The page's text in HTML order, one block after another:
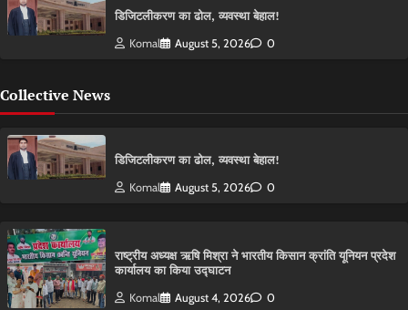
डिजिटलीकरण का ढोल, व्यवस्था बेहाल!
Komal August 5, 2026 0
Collective News
डिजिटलीकरण का ढोल, व्यवस्था बेहाल!
Komal August 5, 2026 0
राष्ट्रीय अध्यक्ष ऋषि मिश्रा ने भारतीय किसान क्रांति यूनियन प्रदेश
कार्यालय का किया उद्घाटन
Komal August 4, 2026 0